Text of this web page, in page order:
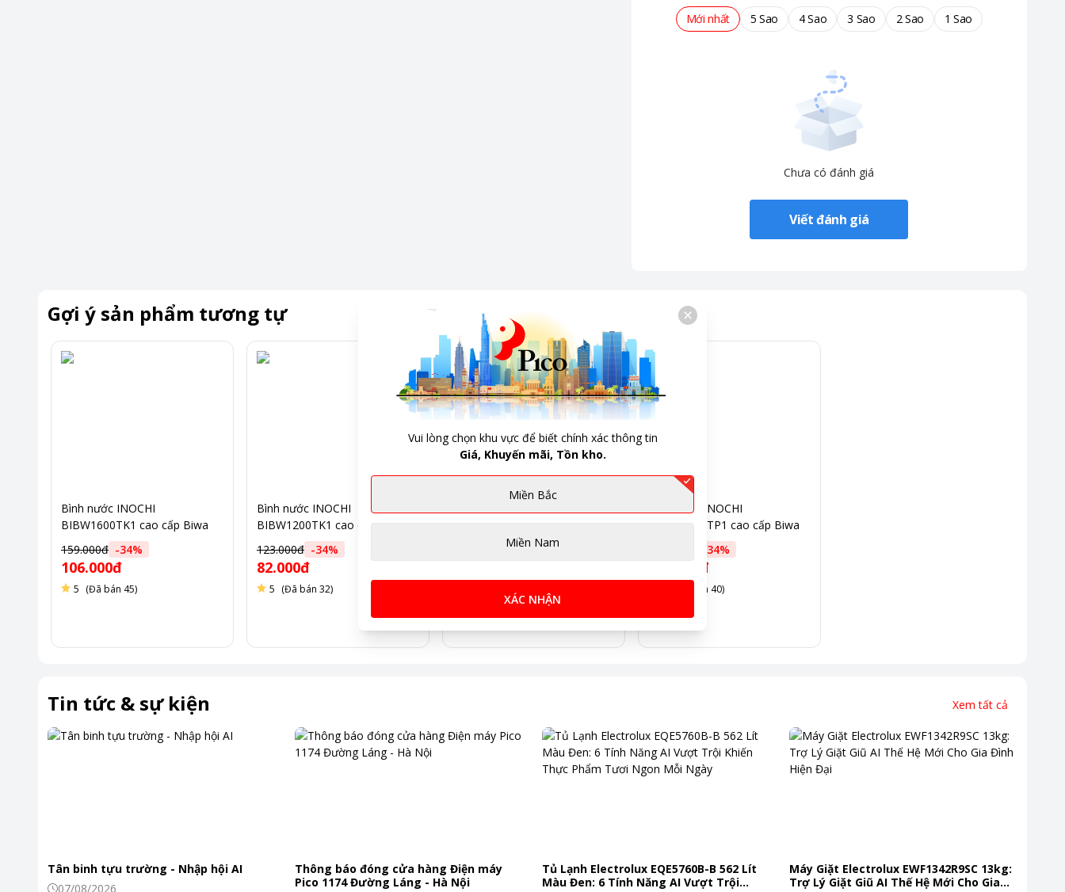
Mới nhất 5 Sao 4 Sao 3 Sao 2 Sao 1 Sao
Chưa có đánh giá
Viết đánh giá
Gợi ý sản phẩm tương tự
Bình nước INOCHI
BIBW1600TK1 cao cấp Biwa
159.000đ -34%
106.000đ
5 (Đã bán 45)
Bình nước INOCHI
BIBW1200TK1 cao cấp Biwa
123.000đ -34%
82.000đ
5 (Đã bán 32)
BBWP2100TP1 cao cấp Biwa
-34%
127.000đ
Bình nước INOCHI
BBWP1600TP1 cao cấp Biwa
34%
112.000đ
(Đã bán 40)
Tin tức & sự kiện Xem tất cả
Tân binh tựu trường - Nhập hội AI
07/08/2026
Thông báo đóng cửa hàng Điện máy
Pico 1174 Đường Láng - Hà Nội
Tủ Lạnh Electrolux EQE5760B-B 562 Lít
Màu Đen: 6 Tính Năng AI Vượt Trội
Máy Giặt Electrolux EWF1342R9SC 13kg:
Trợ Lý Giặt Giũ AI Thế Hệ Mới Cho Gia
Vui lòng chọn khu vực để biết chính xác thông tin
Giá, Khuyến mãi, Tồn kho.
Miền Bắc
Miền Nam
XÁC NHẬN